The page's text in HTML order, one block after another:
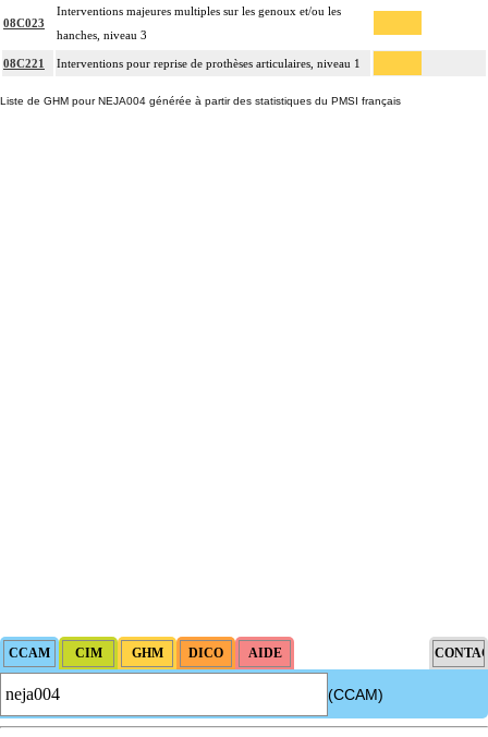
08C023
Interventions majeures multiples sur les genoux et/ou les
hanches, niveau 3
08C221 Interventions pour reprise de prothèses articulaires, niveau 1
Liste de GHM pour NEJA004 générée à partir des statistiques du PMSI français
(CCAM)